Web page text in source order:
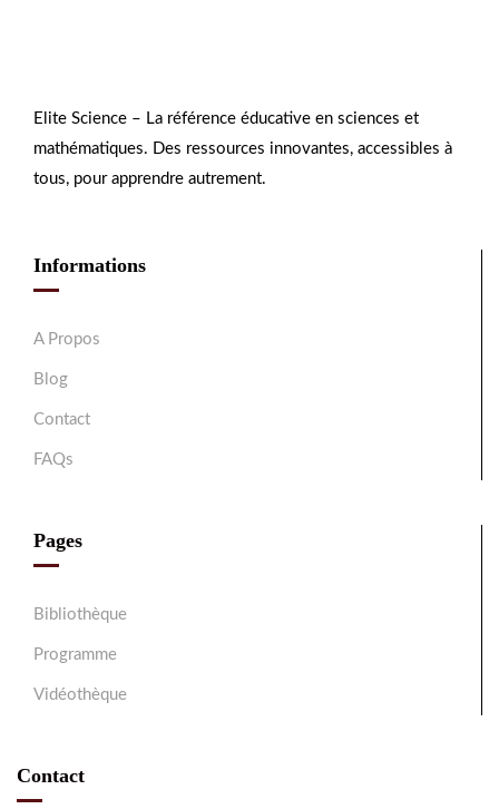
Elite Science – La référence éducative en sciences et
mathématiques. Des ressources innovantes, accessibles à
tous, pour apprendre autrement.
Informations
A Propos
Blog
Contact
FAQs
Pages
Bibliothèque
Programme
Vidéothèque
Contact